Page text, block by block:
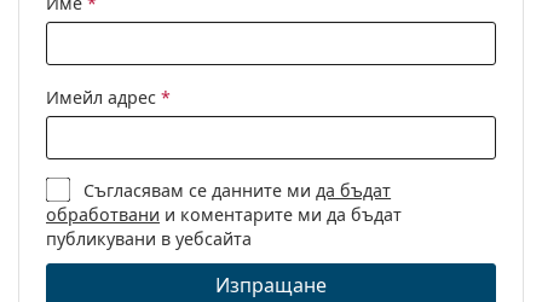
Пол:
Детски
Категория:
Диоптрични очила
Марка:
Mexx
Код:
Junior 5672 100 16 50
Имейл адрес *
Съгласявам се данните ми да бъдат
обработвани и коментарите ми да бъдат
публикувани в уебсайта
Изпращане